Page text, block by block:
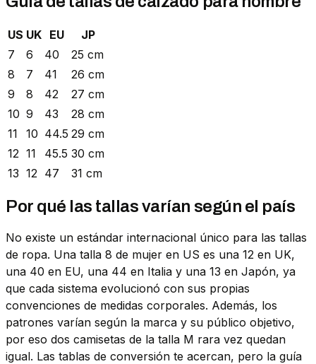
US UK EU
JP
7
6 40
25 cm
8
7 41
26 cm
9
8 42
27 cm
10 9 43
28 cm
11
10 44.5 29 cm
12 11 45.5 30 cm
13 12 47 31 cm
Por qué las tallas varían según el país
No existe un estándar internacional único para las tallas
de ropa. Una talla 8 de mujer en US es una 12 en UK,
una 40 en EU, una 44 en Italia y una 13 en Japón, ya
que cada sistema evolucionó con sus propias
convenciones de medidas corporales. Además, los
patrones varían según la marca y su público objetivo,
por eso dos camisetas de la talla M rara vez quedan
igual. Las tablas de conversión te acercan, pero la guía